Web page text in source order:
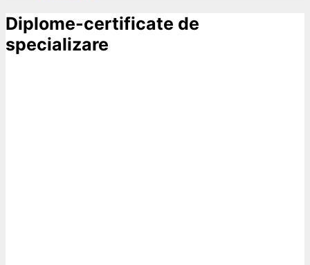
Diplome-certificate de
specializare